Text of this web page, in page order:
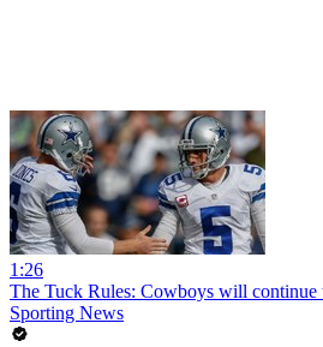
1:26
The Tuck Rules: Cowboys will
Sporting News